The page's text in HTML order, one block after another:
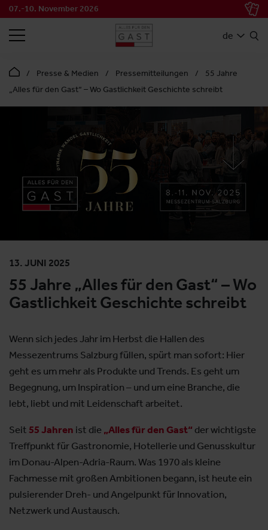
07.-10. November 2026
de
SUCHEN
Presse & Medien Pressemitteilungen
55 Jahre
„Alles für den Gast“ – Wo Gastlichkeit Geschichte schreibt
13. JUNI 2025
55 Jahre „Alles für den Gast“ – Wo
Gastlichkeit Geschichte schreibt
Wenn sich jedes Jahr im Herbst die Hallen des
Messezentrums Salzburg füllen, spürt man sofort: Hier
geht es um mehr als Produkte und Trends. Es geht um
Begegnung, um Inspiration – und um eine Branche, die
lebt, liebt und mit Leidenschaft arbeitet.
Seit 55 Jahren ist die „Alles für den Gast“ der wichtigste
Treffpunkt für Gastronomie, Hotellerie und Genusskultur
im Donau-Alpen-Adria-Raum. Was 1970 als kleine
Fachmesse mit großen Ambitionen begann, ist heute ein
pulsierender Dreh- und Angelpunkt für Innovation,
Netzwerk und Austausch.